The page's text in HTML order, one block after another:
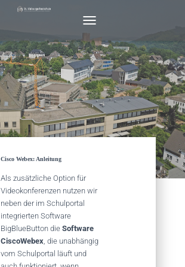
A
V
I
G
A
T
I
O
N
H
N
Cisco Webex: Anleitung
Als zusätzliche Option für
Videokonferenzen nutzen wir
neben der im Schulportal
integrierten Software
BigBlueButton die Software
CiscoWebex, die unabhängig
vom Schulportal läuft und